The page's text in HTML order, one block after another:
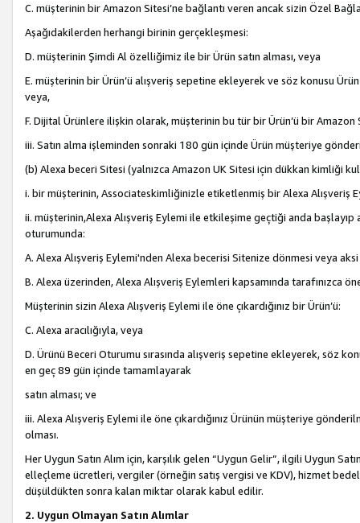
C. müşterinin bir Amazon Sitesi’ne bağlantı veren ancak sizin Özel
Aşağıdakilerden herhangi birinin gerçekleşmesi:
D. müşterinin Şimdi Al özelliğimiz ile bir Ürün satın alması, veya
E. müşterinin bir Ürün’ü alışveriş sepetine ekleyerek ve söz konusu
veya,
F. Dijital Ürünlere ilişkin olarak, müşterinin bu tür bir Ürün’ü bir Amazon
iii. Satın alma işleminden sonraki 180 gün içinde Ürün müşteriye
(b) Alexa beceri Sitesi (yalnızca Amazon UK Sitesi için dükkan kimliği
i. bir müşterinin, Associateskimliğinizle etiketlenmiş bir Alexa Alışveriş
ii. müşterinin,Alexa Alışveriş Eylemi ile etkileşime geçtiği anda
oturumunda:
A. Alexa Alışveriş Eylemi'nden Alexa becerisi Sitenize dönmesi veya
B. Alexa üzerinden, Alexa Alışveriş Eylemleri kapsamında tarafınızca
Müşterinin sizin Alexa Alışveriş Eylemi ile öne çıkardığınız bir Ürün’ü:
C. Alexa aracılığıyla, veya
D. Ürünü Beceri Oturumu sırasında alışveriş sepetine ekleyerek, söz
en geç 89 gün içinde tamamlayarak
satın alması; ve
iii. Alexa Alışveriş Eylemi ile öne çıkardığınız Ürünün müşteriye
olması.
Her Uygun Satın Alım için, karşılık gelen “Uygun Gelir”, ilgili Uygun
elleçleme ücretleri, vergiler (örneğin satış vergisi ve KDV), hizmet
düşüldükten sonra kalan miktar olarak kabul edilir.
2. Uygun Olmayan Satın Alımlar